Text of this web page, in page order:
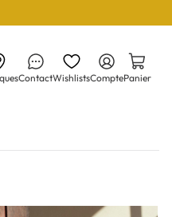
ContactWishlistsComptePanier